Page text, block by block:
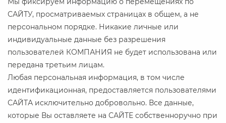
САЙТУ, просматриваемых страницах в общем, а не
персональном порядке. Никакие личные или
индивидуальные данные без разрешения
пользователей КОМПАНИЯ не будет использована или
передана третьим лицам.
Любая персональная информация, в том числе
идентификационная, предоставляется пользователями
САЙТА исключительно добровольно. Все данные,
которые Вы оставляете на САЙТЕ собственноручно при